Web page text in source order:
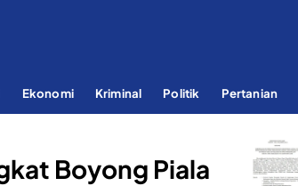
Ekonomi Kriminal Politik Pertanian
Boyong Piala